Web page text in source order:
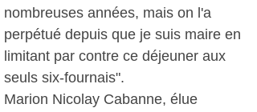
nombreuses années, mais on l'a
perpétué depuis que je suis maire en
limitant par contre ce déjeuner aux
seuls six-fournais".
Marion Nicolay Cabanne, élue